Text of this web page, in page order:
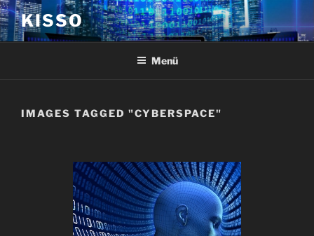
Zum
Inhalt
springen
KISSO
Menü
IMAGES TAGGED "CYBERSPACE"